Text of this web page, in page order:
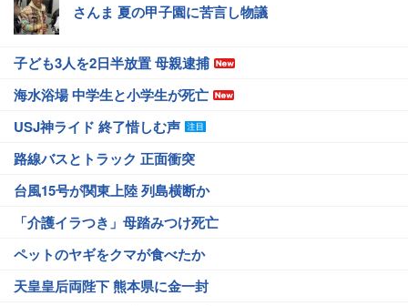
さんま 夏の甲子園に苦言し物議
子ども3人を2日半放置 母親逮捕
海水浴場 中学生と小学生が死亡
USJ神ライド 終了惜しむ声
路線バスとトラック 正面衝突
台風15号が関東上陸 列島横断か
「介護イラつき」母踏みつけ死亡
ペットのヤギをクマが食べたか
天皇皇后両陛下 熊本県に金一封